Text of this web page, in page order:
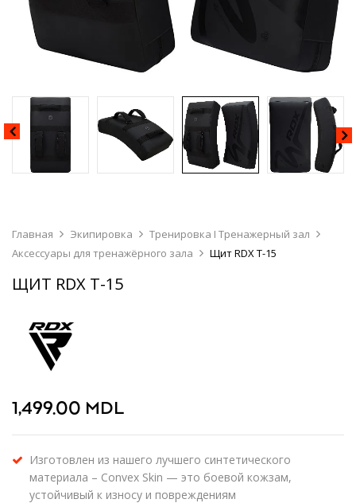
Главная Экипировка
Тренировка I Тренажерный зал
Аксессуары для тренажёрного зала
Щит RDX T-15
ЩИТ RDX T-15
1,499.00 MDL
Изготовлен из нашего лучшего синтетического
материала – Convex Skin — это боевой кожзам,
устойчивый к износу и повреждениям